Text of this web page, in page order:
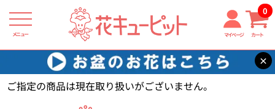
メニュー マイページ カート
0
×
花キューピット 【】
ご指定の商品は現在取り扱いがございません。